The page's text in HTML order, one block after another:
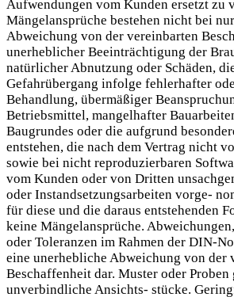
Aufwendungen vom Kunden ersetzt zu
Mängelansprüche bestehen nicht bei
Abweichung von der vereinbarten
unerheblicher Beeinträchtigung der
natürlicher Abnutzung oder Schäden,
Gefahrübergang infolge fehlerhafter
Behandlung, übermäßiger
Betriebsmittel, mangelhafter
Baugrundes oder die aufgrund
entstehen, die nach dem Vertrag nicht
sowie bei nicht reproduzierbaren
vom Kunden oder von Dritten
oder Instandsetzungsarbeiten vorge-
für diese und die daraus entstehenden
keine Mängelansprüche.
oder Toleranzen im Rahmen der DIN-
eine unerhebliche Abweichung von der
Beschaffenheit dar. Muster oder Proben
unverbindliche Ansichts- stücke.